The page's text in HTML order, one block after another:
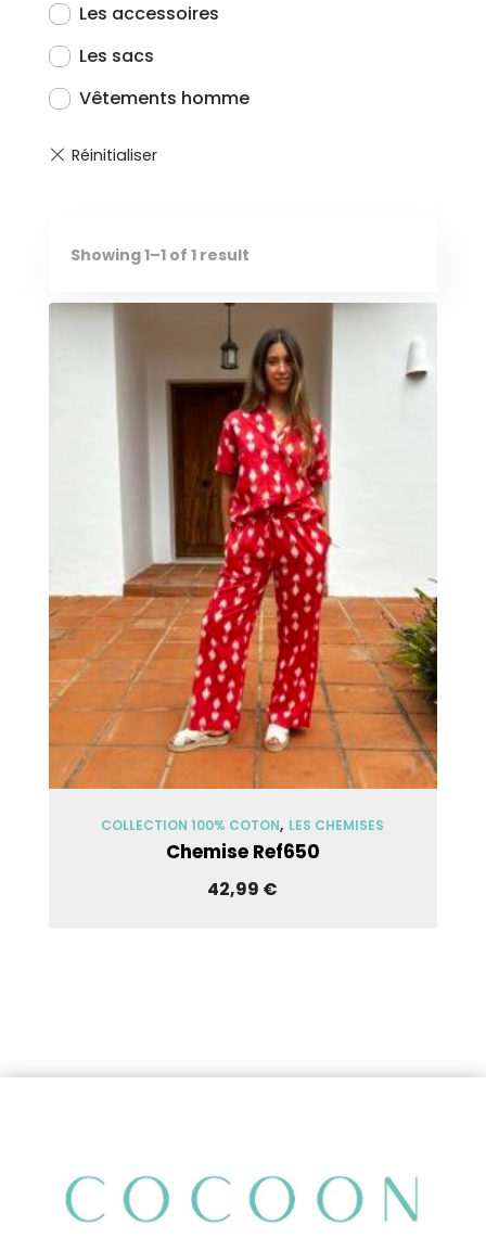
Les accessoires
Les sacs
Vêtements homme
Showing 1–1 of 1 result
Voir Les Modèles
COLLECTION 100% COTON, LES CHEMISES
Chemise Ref650
42,99 €